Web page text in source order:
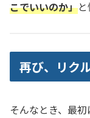
こでいいのか」
再び、リク
そんなとき、最